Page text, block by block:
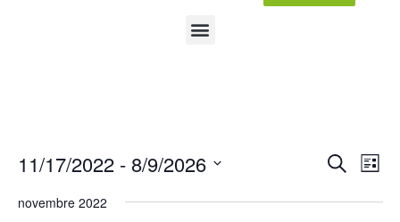
et
Recherche
Liste
11/17/2022 - 8/9/2026
une
date.
novembre 2022